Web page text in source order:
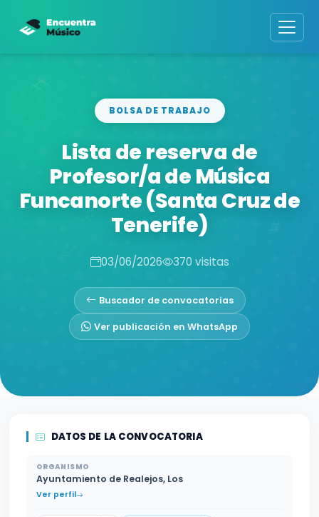
BOLSA DE TRABAJO
Lista de reserva de
Profesor/a de Música
Funcanorte (Santa Cruz de
Tenerife)
03/06/2026 370 visitas
Buscador de convocatorias
Ver publicación en WhatsApp
DATOS DE LA CONVOCATORIA
ORGANISMO
Ayuntamiento de Realejos, Los
Ver perfil